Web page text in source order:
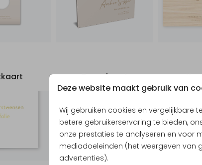
Deze website maakt gebruik van
Wij gebruiken cookies en vergelijkbare
betere gebruikerservaring te bieden,
onze prestaties te analyseren en voor
mediadoeleinden (het weergeven van
advertenties).
Trouwkaart